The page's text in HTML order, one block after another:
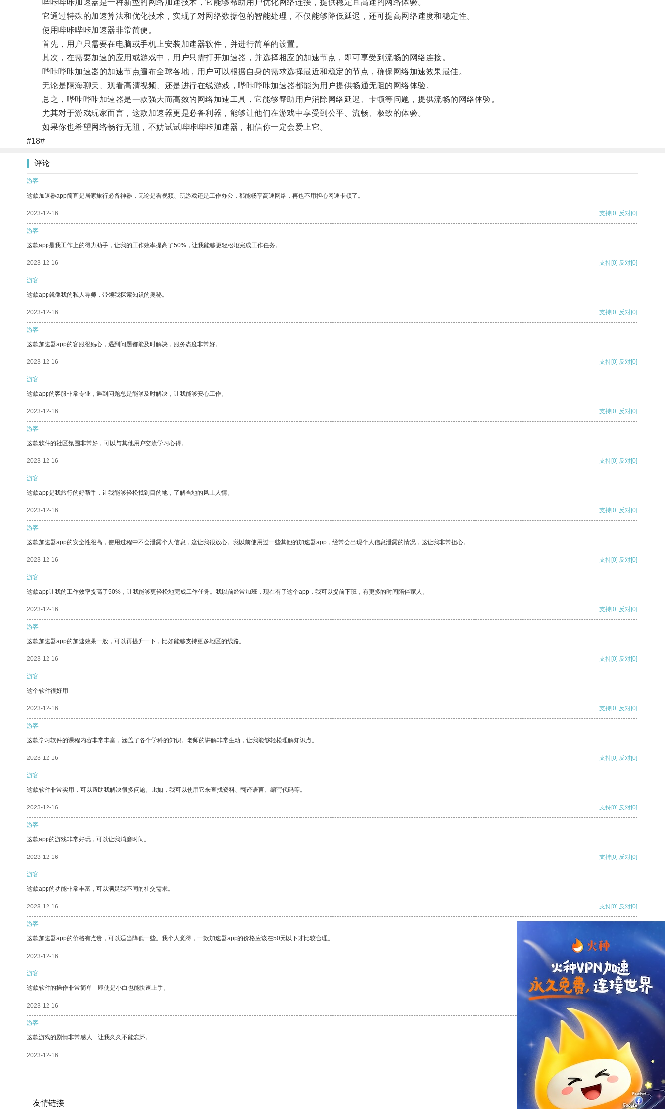
哔咔哔咔加速器是一种新型的网络加速技术，它能够帮助用户优化网络连接，提供稳定且高速的网络体验。
它通过特殊的加速算法和优化技术，实现了对网络数据包的智能处理，不仅能够降低延迟，还可提高网络速度和稳定性。
使用哔咔哔咔加速器非常简便。
首先，用户只需要在电脑或手机上安装加速器软件，并进行简单的设置。
其次，在需要加速的应用或游戏中，用户只需打开加速器，并选择相应的加速节点，即可享受到流畅的网络连接。
哔咔哔咔加速器的加速节点遍布全球各地，用户可以根据自身的需求选择最近和稳定的节点，确保网络加速效果最佳。
无论是隔海聊天、观看高清视频、还是进行在线游戏，哔咔哔咔加速器都能为用户提供畅通无阻的网络体验。
总之，哔咔哔咔加速器是一款强大而高效的网络加速工具，它能够帮助用户消除网络延迟、卡顿等问题，提供流畅的网络体验。
尤其对于游戏玩家而言，这款加速器更是必备利器，能够让他们在游戏中享受到公平、流畅、极致的体验。
如果你也希望网络畅行无阻，不妨试试哔咔哔咔加速器，相信你一定会爱上它。
#18#
评论
游客
这款加速器app简直是居家旅行必备神器，无论是看视频、玩游戏还是工作办公，都能畅享高速网络，再也不用担心网速卡顿了。
2023-12-16 支持[0] 反对[0]
游客
这款app是我工作上的得力助手，让我的工作效率提高了50%，让我能够更轻松地完成工作任务。
2023-12-16 支持[0] 反对[0]
游客
这款app就像我的私人导师，带领我探索知识的奥秘。
2023-12-16 支持[0] 反对[0]
游客
这款加速器app的客服很贴心，遇到问题都能及时解决，服务态度非常好。
2023-12-16 支持[0] 反对[0]
游客
这款app的客服非常专业，遇到问题总是能够及时解决，让我能够安心工作。
2023-12-16 支持[0] 反对[0]
游客
这款软件的社区氛围非常好，可以与其他用户交流学习心得。
2023-12-16 支持[0] 反对[0]
游客
这款app是我旅行的好帮手，让我能够轻松找到目的地，了解当地的风土人情。
2023-12-16 支持[0] 反对[0]
游客
这款加速器app的安全性很高，使用过程中不会泄露个人信息，这让我很放心。我以前使用过一些其他的加速器app，经常会出现个人信息泄露的情况，这让我非常担心。
2023-12-16 支持[0] 反对[0]
游客
这款app让我的工作效率提高了50%，让我能够更轻松地完成工作任务。我以前经常加班，现在有了这个app，我可以提前下班，有更多的时间陪伴家人。
2023-12-16 支持[0] 反对[0]
游客
这款加速器app的加速效果一般，可以再提升一下，比如能够支持更多地区的线路。
2023-12-16 支持[0] 反对[0]
游客
这个软件很好用
2023-12-16 支持[0] 反对[0]
游客
这款学习软件的课程内容非常丰富，涵盖了各个学科的知识。老师的讲解非常生动，让我能够轻松理解知识点。
2023-12-16 支持[0] 反对[0]
游客
这款软件非常实用，可以帮助我解决很多问题。比如，我可以使用它来查找资料、翻译语言、编写代码等。
2023-12-16 支持[0] 反对[0]
游客
这款app的游戏非常好玩，可以让我消磨时间。
2023-12-16 支持[0] 反对[0]
游客
这款app的功能非常丰富，可以满足我不同的社交需求。
2023-12-16 支持[0] 反对[0]
游客
这款加速器app的价格有点贵，可以适当降低一些。我个人觉得，一款加速器app的价格应该在50元以下才比较合理。
2023-12-16
游客
这款软件的操作非常简单，即使是小白也能快速上手。
2023-12-16 反对
游客
这款游戏的剧情非常感人，让我久久不能忘怀。
2023-12-16 反对[0]
友情链接